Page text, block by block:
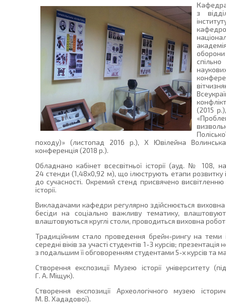
з
(2015
походу)» (листопад 2016 р.), Х Ювілейна Волинська
конференція (2018 р.).
Обладнано кабінет всесвітньої історії (ауд. №
24 стенди (1,48x0,92 м), що ілюструють етапи розвитку
до сучасності. Окремий стенд присвячено
історії.
Викладачами кафедри регулярно здійснюється
бесіди на соціально важливу тематику,
влаштовуються круглі столи, проводиться виховна
Традиційним стало проведення брейн-рингу на теми
середні віків за участі студентів 1-3 курсів;
з подальшим її обговоренням студентами 5-х курсів та
Створення експозиції Музею історії університету
Г. А. Міщук).
Створення експозиції Археологічного музею
М. В. Хададової).